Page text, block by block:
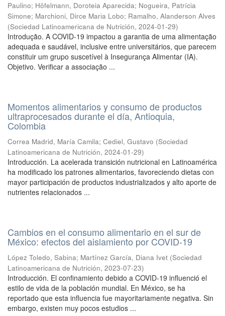
Paulino; Höfelmann, Doroteia Aparecida; Nogueira, Patrícia
Simone; Marchioni, Dirce Maria Lobo; Ramalho, Alanderson Alves
(Sociedad Latinoamericana de Nutrición, 2024-01-29)
Introdução. A COVID-19 impactou a garantia de uma alimentação
adequada e saudável, inclusive entre universitários, que parecem
constituir um grupo suscetível à Insegurança Alimentar (IA).
Objetivo. Verificar a associação ...
Momentos alimentarios y consumo de productos
ultraprocesados durante el día, Antioquia,
Colombia
Correa Madrid, María Camila; Cediel, Gustavo (Sociedad
Latinoamericana de Nutrición, 2024-01-29)
Introducción. La acelerada transición nutricional en Latinoamérica
ha modificado los patrones alimentarios, favoreciendo dietas con
mayor participación de productos industrializados y alto aporte de
nutrientes relacionados ...
Cambios en el consumo alimentario en el sur de
México: efectos del aislamiento por COVID-19
López Toledo, Sabina; Martínez García, Diana Ivet (Sociedad
Latinoamericana de Nutrición, 2023-07-23)
Introducción. El confinamiento debido a COVID-19 influenció el
estilo de vida de la población mundial. En México, se ha
reportado que esta influencia fue mayoritariamente negativa. Sin
embargo, existen muy pocos estudios ...